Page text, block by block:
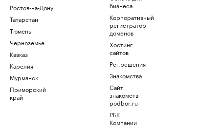
Ростов-на-Дону
Татарстан
Тюмень
Черноземье
Кавказ
Карелия
Мурманск
Приморский
край
бизнеса
Корпоративный
регистратор
доменов
Хостинг
сайтов
Рег.решения
Знакомства
Сайт
знакомств
podbor.ru
РБК
Компании